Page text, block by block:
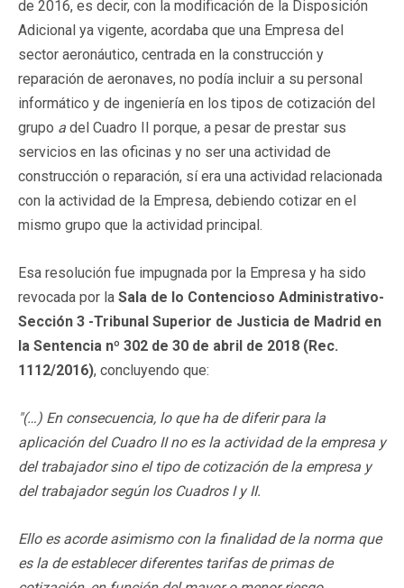
de 2016, es decir, con la modificación de la Disposición
Adicional ya vigente, acordaba que una Empresa del
sector aeronáutico, centrada en la construcción y
reparación de aeronaves, no podía incluir a su personal
informático y de ingeniería en los tipos de cotización del
grupo a del Cuadro II porque, a pesar de prestar sus
servicios en las oficinas y no ser una actividad de
construcción o reparación, sí era una actividad relacionada
con la actividad de la Empresa, debiendo cotizar en el
mismo grupo que la actividad principal.
Esa resolución fue impugnada por la Empresa y ha sido
revocada por la Sala de lo Contencioso Administrativo-
Sección 3 -Tribunal Superior de Justicia de Madrid en
la Sentencia nº 302 de 30 de abril de 2018 (Rec.
1112/2016), concluyendo que:
"(…) En consecuencia, lo que ha de diferir para la
aplicación del Cuadro II no es la actividad de la empresa y
del trabajador sino el tipo de cotización de la empresa y
del trabajador según los Cuadros I y II.
Ello es acorde asimismo con la finalidad de la norma que
es la de establecer diferentes tarifas de primas de